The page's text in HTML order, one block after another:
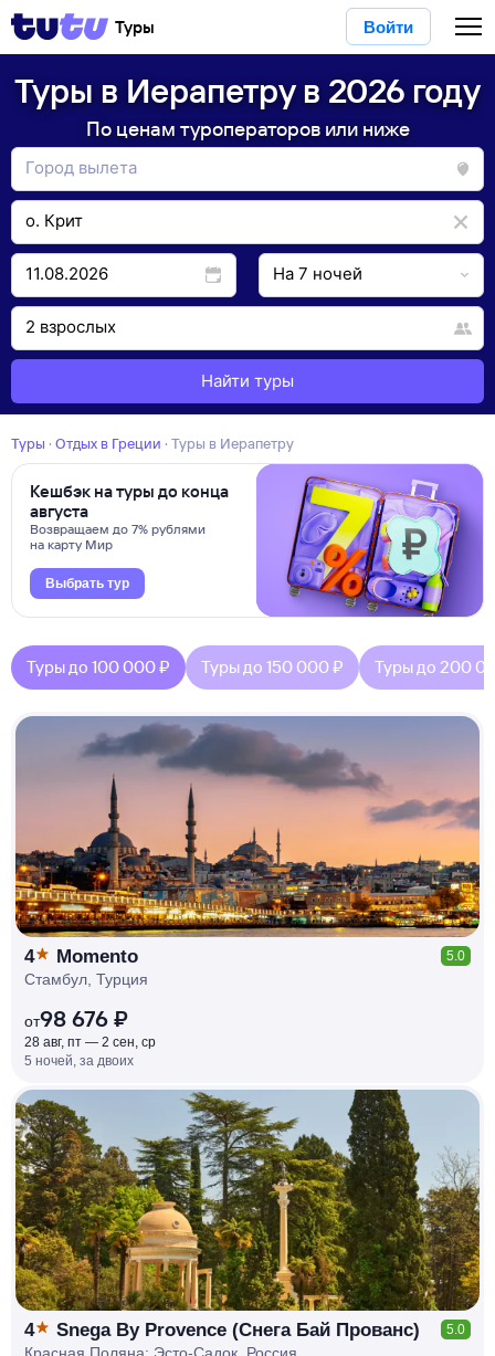
Туры Войти
Туры в Иерапетру в 2026 году
По ценам туроператоров или ниже
Найти туры
Туры · Отдых в Греции · Туры в Иерапетру
Кешбэк на туры до конца
августа
Возвращаем до 7% рублями
на карту Мир
Выбрать тур
Туры до 100 000 ₽ Туры до 150 000 ₽ Туры до 200
КЕШБЭК
РУБЛЯ
МИ
Д
О 7
4 Momento 5.0
Стамбул, Турция
от98 676 ₽
28 авг, пт — 2 сен, ср
5 ночей, за двоих
КЕШБЭК
РУБЛЯ
МИ
Д
О 7
%
4 Snega By Provence (Снега Бай Прованс) 5.0